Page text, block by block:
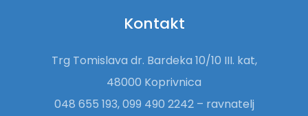
Kontakt
Trg Tomislava dr. Bardeka 10/10 III. kat,
48000 Koprivnica
048 655 193, 099 490 2242 – ravnatelj